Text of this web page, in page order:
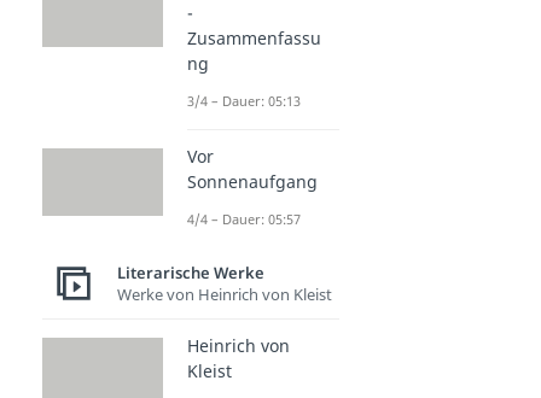
-
Zusammenfassu
ng
3/4 – Dauer: 05:13
Vor
Sonnenaufgang
4/4 – Dauer: 05:57
Literarische Werke
Werke von Heinrich von Kleist
Heinrich von
Kleist